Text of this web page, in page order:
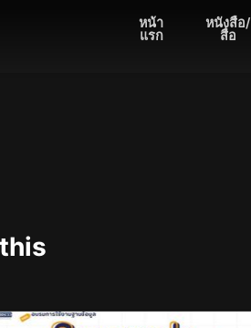
หน้า
แรก
หนังสือ/
สื่อ